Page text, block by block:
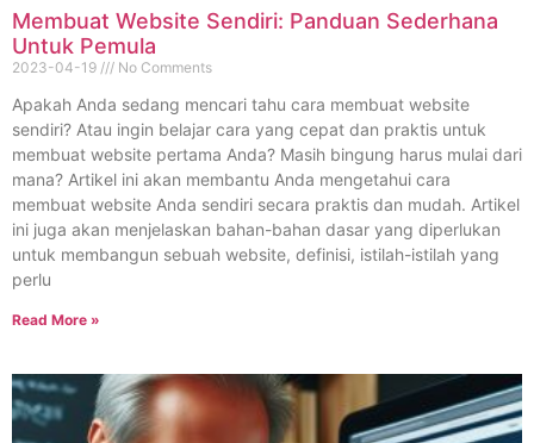
Membuat Website Sendiri: Panduan Sederhana
Untuk Pemula
2023-04-19 No Comments
Apakah Anda sedang mencari tahu cara membuat website
sendiri? Atau ingin belajar cara yang cepat dan praktis untuk
membuat website pertama Anda? Masih bingung harus mulai dari
mana? Artikel ini akan membantu Anda mengetahui cara
membuat website Anda sendiri secara praktis dan mudah. Artikel
ini juga akan menjelaskan bahan-bahan dasar yang diperlukan
untuk membangun sebuah website, definisi, istilah-istilah yang
perlu
Read More »